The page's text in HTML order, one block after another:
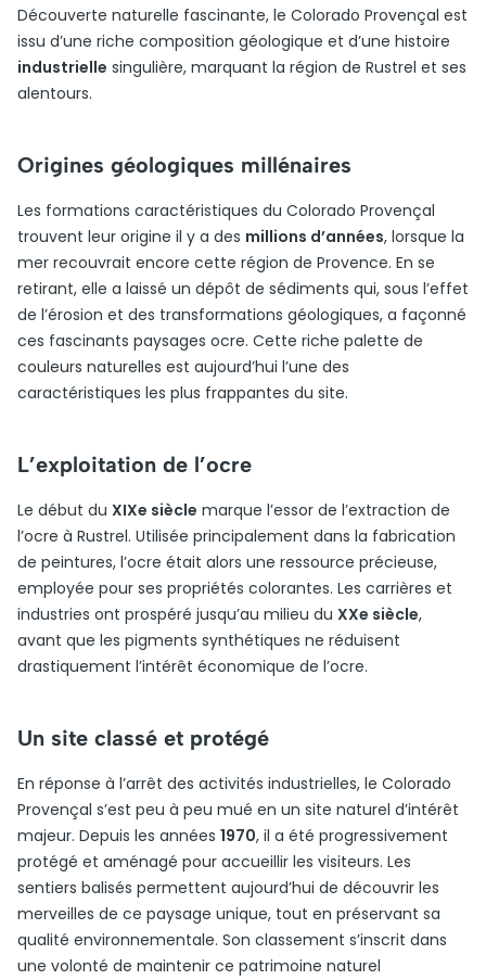
Découverte naturelle fascinante, le Colorado Provençal est
issu d’une riche composition géologique et d’une histoire
industrielle singulière, marquant la région de Rustrel et ses
alentours.
Origines géologiques millénaires
Les formations caractéristiques du Colorado Provençal
trouvent leur origine il y a des millions d’années, lorsque la
mer recouvrait encore cette région de Provence. En se
retirant, elle a laissé un dépôt de sédiments qui, sous l’effet
de l’érosion et des transformations géologiques, a façonné
ces fascinants paysages ocre. Cette riche palette de
couleurs naturelles est aujourd’hui l’une des
caractéristiques les plus frappantes du site.
L’exploitation de l’ocre
Le début du XIXe siècle marque l’essor de l’extraction de
l’ocre à Rustrel. Utilisée principalement dans la fabrication
de peintures, l’ocre était alors une ressource précieuse,
employée pour ses propriétés colorantes. Les carrières et
industries ont prospéré jusqu’au milieu du XXe siècle,
avant que les pigments synthétiques ne réduisent
drastiquement l’intérêt économique de l’ocre.
Un site classé et protégé
En réponse à l’arrêt des activités industrielles, le Colorado
Provençal s’est peu à peu mué en un site naturel d’intérêt
majeur. Depuis les années 1970, il a été progressivement
protégé et aménagé pour accueillir les visiteurs. Les
sentiers balisés permettent aujourd’hui de découvrir les
merveilles de ce paysage unique, tout en préservant sa
qualité environnementale. Son classement s’inscrit dans
une volonté de maintenir ce patrimoine naturel